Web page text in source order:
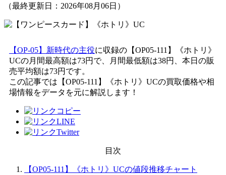
（最終更新日： 2026年08月06日 ）
【OP-05】新時代の主役に収録の【OP05-111】《ホトリ》
UCの月間最高額は73円で、月間最低額は38円、本日の販
売平均額は73円です。
この記事では【OP05-111】《ホトリ》UCの買取価格や相
場情報をデータを元に解説します！
目次
【OP05-111】《ホトリ》UCの値段推移チャート